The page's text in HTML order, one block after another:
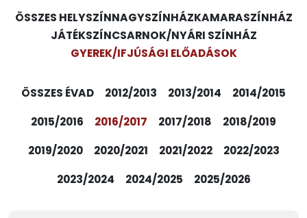
ÖSSZES HELYSZÍNNAGYSZÍNHÁZKAMARASZÍNHÁZ
JÁTÉKSZÍNCSARNOK/NYÁRI SZÍNHÁZ
GYEREK/IFJÚSÁGI ELŐADÁSOK
ÖSSZES ÉVAD 2012/2013 2013/2014
2014/2015
2015/2016
2016/2017 2017/2018
2018/2019
2019/2020
2020/2021 2021/2022
2022/2023
2023/2024
2024/2025 2025/2026